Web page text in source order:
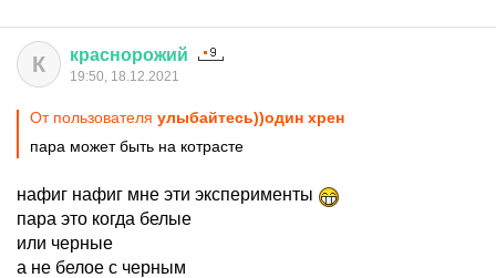
К краснорожий
19:50, 18.12.2021
От пользователя улыбайтесь))один хрен
пара может быть на котрасте
нафиг нафиг мне эти эксперименты
пара это когда белые
или черные
а не белое с черным